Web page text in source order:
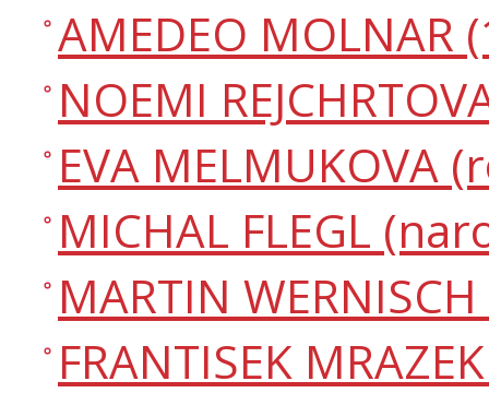
AMEDEO MOLNAR
NOEMI
EVA MELMUKOVA
MICHAL FLEGL
MARTIN
FRANTISEK